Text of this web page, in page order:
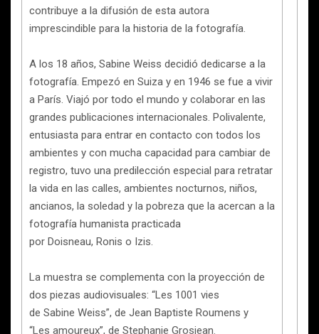
contribuye a la difusión de esta autora
imprescindible para la historia de la fotografía.
A los 18 años, Sabine Weiss decidió dedicarse a la
fotografía. Empezó en Suiza y en 1946 se fue a vivir
a París. Viajó por todo el mundo y colaborar en las
grandes publicaciones internacionales. Polivalente,
entusiasta para entrar en contacto con todos los
ambientes y con mucha capacidad para cambiar de
registro, tuvo una predilección especial para retratar
la vida en las calles, ambientes nocturnos, niños,
ancianos, la soledad y la pobreza que la acercan a la
fotografía humanista practicada
por Doisneau, Ronis o Izis.
La muestra se complementa con la proyección de
dos piezas audiovisuales: “Les 1001 vies
de Sabine Weiss”, de Jean Baptiste Roumens y
“Les amoureux”, de Stephanie Grosjean.